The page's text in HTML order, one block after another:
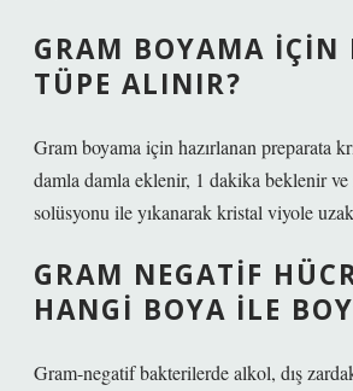
GRAM BOYAMA IÇIN
TÜPE ALINIR?
Gram boyama için hazırlanan preparata
damla damla eklenir, 1 dakika beklenir
solüsyonu ile yıkanarak kristal viyole
GRAM NEGATIF
HANGI BOYA ILE
Gram-negatif bakterilerde alkol, dış